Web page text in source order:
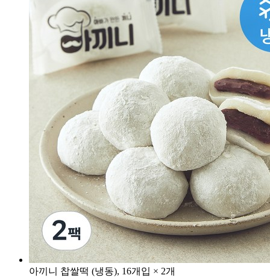
아끼니 찹쌀떡 (냉동), 16개입 × 2개